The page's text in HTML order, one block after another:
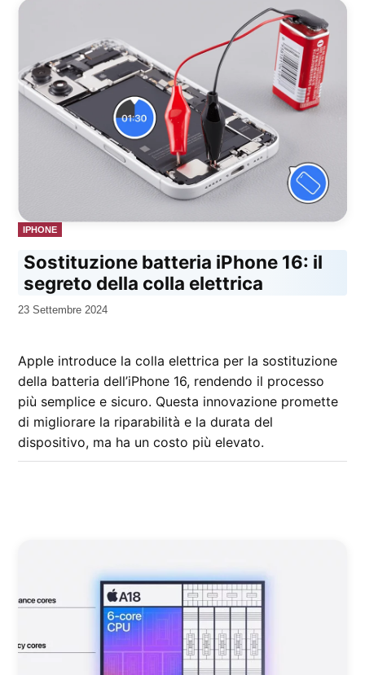
PUBBLICATO
IN
IPHONE
Sostituzione batteria iPhone 16: il
segreto della colla elettrica
da
23 Settembre 2024
Apple introduce la colla elettrica per la sostituzione
della batteria dell’iPhone 16, rendendo il processo
più semplice e sicuro. Questa innovazione promette
di migliorare la riparabilità e la durata del
dispositivo, ma ha un costo più elevato.